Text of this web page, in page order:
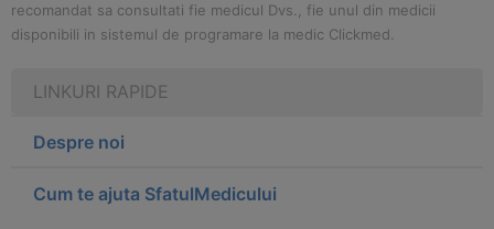
recomandat sa consultati fie medicul Dvs., fie unul din medicii
disponibili in sistemul de programare la medic Clickmed.
LINKURI RAPIDE
Despre noi
Cum te ajuta SfatulMedicului